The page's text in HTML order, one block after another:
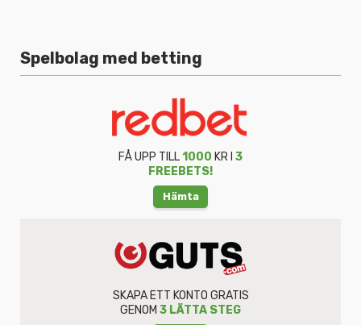
Spelbolag med betting
FÅ UPP TILL1000 KR I 3
FREEBETS!
Hämta
SKAPA ETT KONTO GRATIS
GENOM 3 LÄTTA STEG